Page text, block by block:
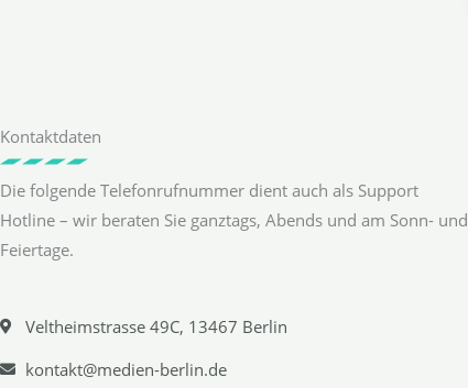
Kontaktdaten
Die folgende Telefonrufnummer dient auch als Support
Hotline – wir beraten Sie ganztags, Abends und am Sonn- und
Feiertage.
Veltheimstrasse 49C, 13467 Berlin
kontakt@medien-berlin.de